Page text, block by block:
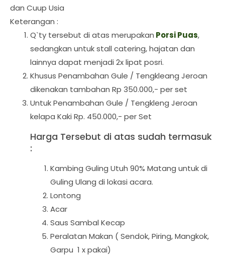
dan Cuup Usia
Keterangan :
Q`ty tersebut di atas merupakan Porsi Puas,
sedangkan untuk stall catering, hajatan dan
lainnya dapat menjadi 2x lipat posri.
Khusus Penambahan Gule / Tengkleang Jeroan
dikenakan tambahan Rp 350.000,- per set
Untuk Penambahan Gule / Tengkleng Jeroan
kelapa Kaki Rp. 450.000,- per Set
Harga Tersebut di atas sudah termasuk
:
Kambing Guling Utuh 90% Matang untuk di
Guling Ulang di lokasi acara.
Lontong
Acar
Saus Sambal Kecap
Peralatan Makan ( Sendok, Piring, Mangkok,
Garpu 1 x pakai)